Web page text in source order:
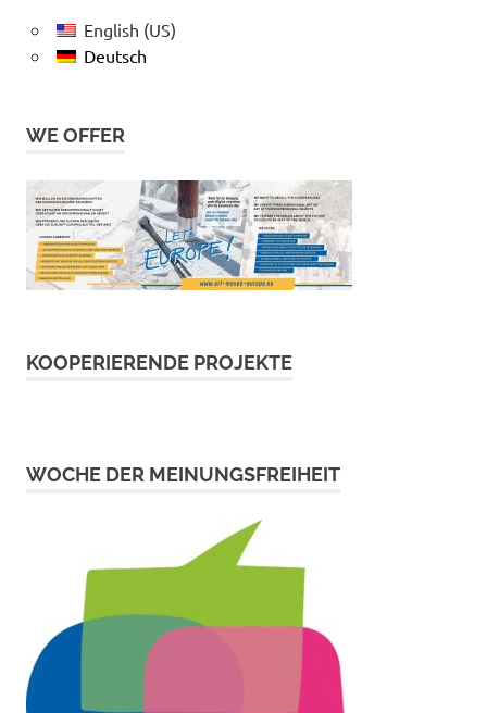
English (US)
Deutsch
WE OFFER
KOOPERIERENDE PROJEKTE
WOCHE DER MEINUNGSFREIHEIT